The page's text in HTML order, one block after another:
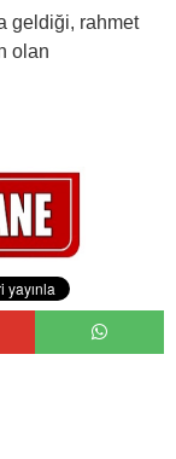
geldiği, rahmet
olan